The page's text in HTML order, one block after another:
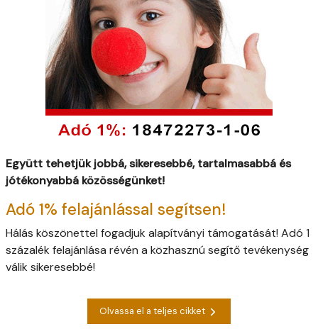
Együtt tehetjük jobbá, sikeresebbé, tartalmasabbá és
jótékonyabbá közösségünket!
Adó 1% felajánlással segítsen!
Hálás köszönettel fogadjuk alapítványi támogatását! Adó 1
százalék felajánlása révén a közhasznú segítő tevékenység
válik sikeresebbé!
Olvassa el a teljes cikket